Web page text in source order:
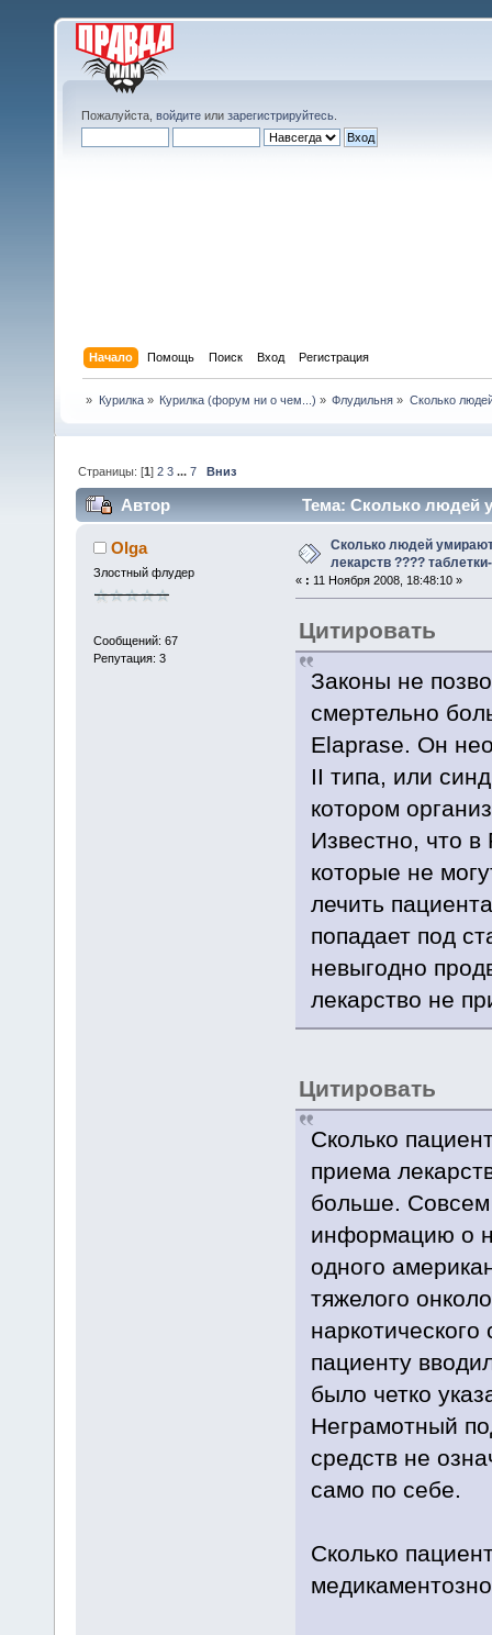
Пожалуйста, войдите или зарегистрируйтесь
Начало Помощь Поиск Вход Регистрация
» Курилка» Курилка (форум ни о чем...) » Флудильня » Сколько
Страницы: [1]2 3 ...7 Вниз
Автор
Тема: Сколько людей
(Прочитано 102032 раз)
Olga
Злостный флудер
Сообщений: 67
Репутация: 3
Сколько людей умирают
лекарств ????
« : 11 Ноября 2008, 18:48:10 »
Цитировать
Законы не
смертельно
Elaprase. Он
II типа, или
котором
Известно, что
которые не
лечить
попадает под
невыгодно
лекарство не
Цитировать
Сколько
приема
больше.
информацию о
одного
тяжелого
пациенту
было четко
Неграмотный
средств не
само по себе.
Сколько